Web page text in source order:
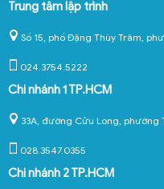
Trung tâm lập trình
Số 15, phố Đặng Thùy Trâm,
024.3754.5222
Chi nhánh 1 TP.HCM
33A, đường Cửu Long, phường
028.3547.0355
Chi nhánh 2 TP.HCM